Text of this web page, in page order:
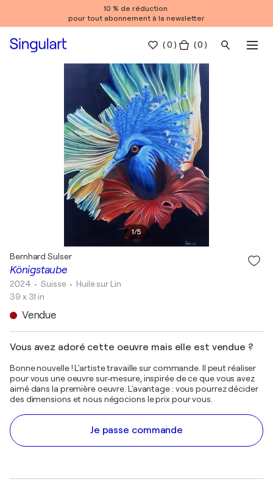
10 % de réduction
pour tout abonnement à la newsletter
(0 ) ( 0 )
1/5
Königstaube
Bernhard Sulser
2024 • Suisse • Huile sur Lin
39 x 31 in
Vendue
Vous avez adoré cette oeuvre mais elle est vendue ?
Bonne nouvelle ! L'artiste travaille sur commande. Il peut réaliser
pour vous une oeuvre sur-mesure, inspirée de ce que vous avez
aimé dans la première oeuvre. L'avantage : vous pourrez décider
des dimensions et nous négocions le prix pour vous.
Je passe commande